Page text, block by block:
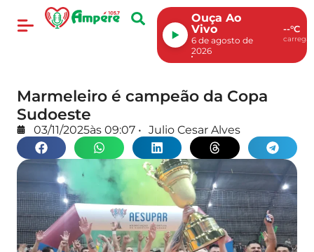
Ouça Ao
Vivo
6 de agosto de
2026
--°C
Marmeleiro é campeão da Copa
Sudoeste
03/11/2025às 09:07 • Julio Cesar Alves